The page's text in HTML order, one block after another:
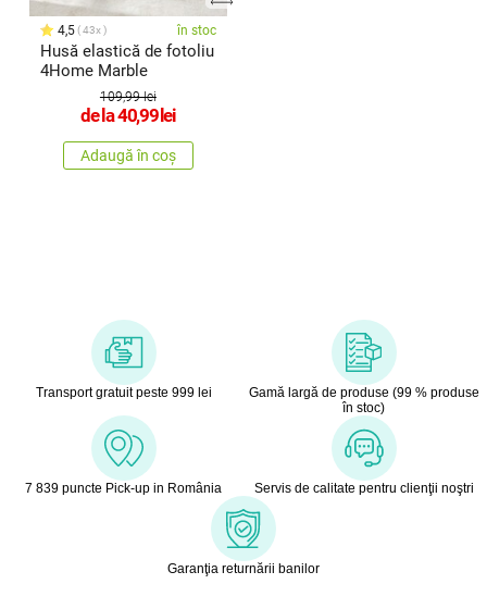
4,5 43x în stoc
Husă elastică de fotoliu
4Home Marble
109,99 lei
de la40,99 lei
Adaugă în coș
Transport gratuit peste 999 lei
Gamă largă de produse (99 % produse
în stoc)
7 839 puncte Pick-up in România Servis de calitate pentru clienţii noştri
Garanţia returnării banilor